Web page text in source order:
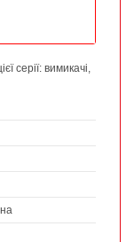
серії: вимикачі,